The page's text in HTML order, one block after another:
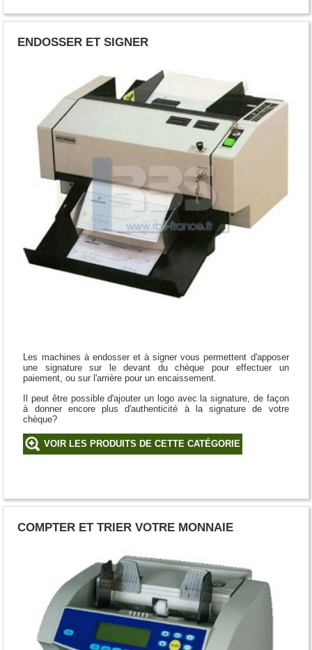
ENDOSSER ET SIGNER
Les machines à endosser et à signer vous permettent d'apposer
une signature sur le devant du chèque pour effectuer un
paiement, ou sur l'arrière pour un encaissement.
Il peut être possible d'ajouter un logo avec la signature, de façon
à donner encore plus d'authenticité à la signature de votre
chèque?
VOIR LES PRODUITS DE CETTE CATÉGORIE
COMPTER ET TRIER VOTRE MONNAIE